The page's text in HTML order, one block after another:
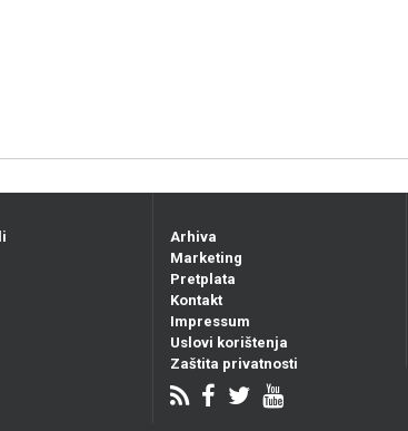
Arhiva
Marketing
Pretplata
Kontakt
Impressum
Uslovi korištenja
Zaštita privatnosti